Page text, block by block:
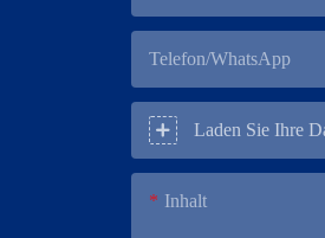
Telefon/WhatsApp
Laden Sie Ihre
Inhalt